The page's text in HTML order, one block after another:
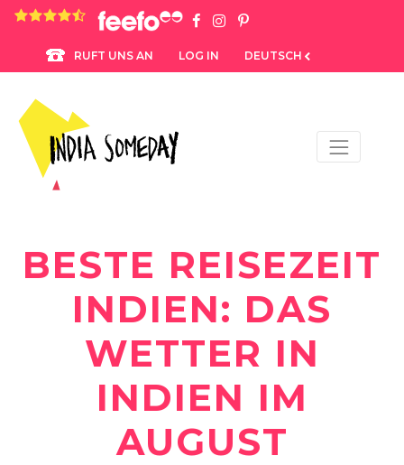
4.8 rating based on 1,234 ratings
RUFT UNS AN LOG IN DEUTSCH
BESTE REISEZEIT
INDIEN: DAS
WETTER IN
INDIEN IM
AUGUST